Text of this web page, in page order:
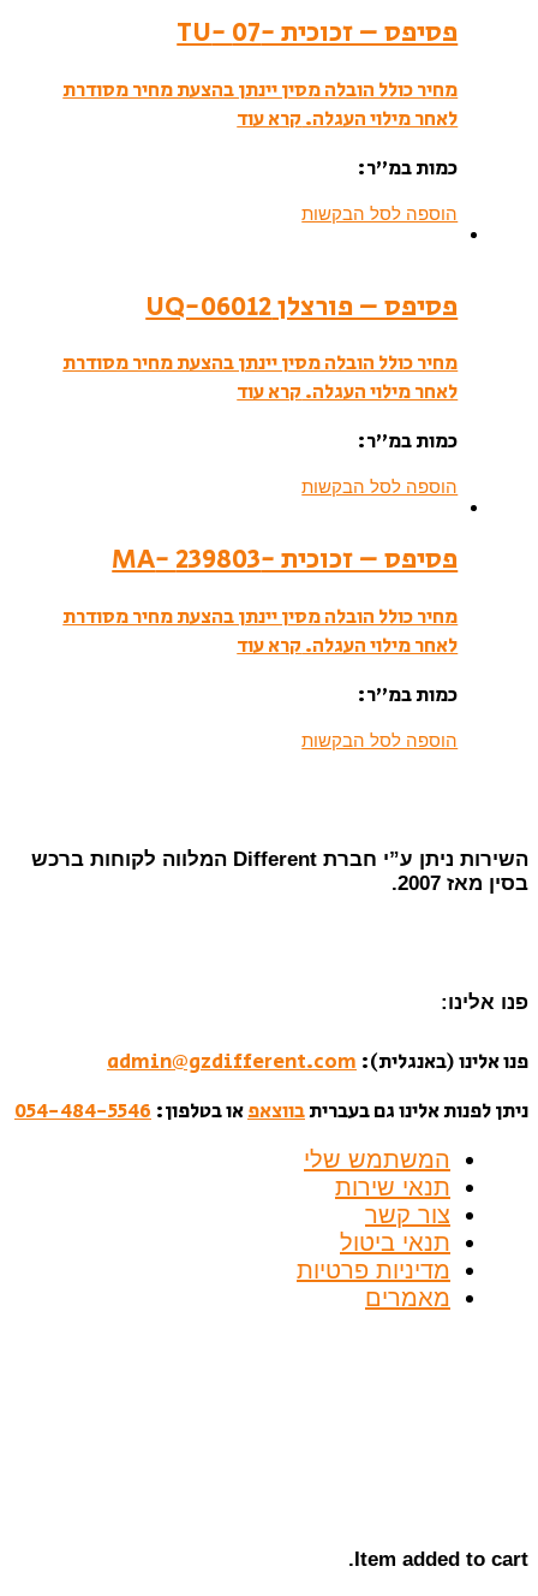
פסיפס – זכוכית -07 -TU
מחיר כולל הובלה מסין יינתן בהצעת מחיר מסודרת
לאחר מילוי העגלה.קרא עוד
כמות במ”ר:
הוספה לסל הבקשות
פסיפס – פורצלן UQ-06012
מחיר כולל הובלה מסין יינתן בהצעת מחיר מסודרת
לאחר מילוי העגלה.קרא עוד
כמות במ”ר:
הוספה לסל הבקשות
פסיפס – זכוכית -239803 -MA
מחיר כולל הובלה מסין יינתן בהצעת מחיר מסודרת
לאחר מילוי העגלה. קרא עוד
כמות במ”ר:
הוספה לסל הבקשות
השירות ניתן ע”י חברת Different המלווה לקוחות ברכש
בסין מאז 2007.
פנו אלינו:
פנו אלינו (באנגלית): admin@gzdifferent.com
ניתן לפנות אלינו גם בעבריתבווצאפאו בטלפון: 054-484-5546
המשתמש שלי
תנאי שירות
צור קשר
תנאי ביטול
מדיניות פרטיות
מאמרים
Item added to cart.